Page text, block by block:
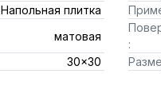
Напольная плитка
матовая
30x30
: